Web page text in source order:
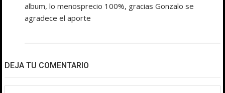
album, lo menosprecio 100%, gracias Gonzalo se
agradece el aporte
DEJA TU COMENTARIO